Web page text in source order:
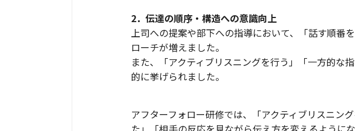
2．伝達の順序・構造への意識向上
上司への提案や部下への指導において、「話す順番
ローチが増えました。
また、「アクティブリスニングを行う」「一方的な
的に挙げられました。
アフターフォロー研修では、「アクティブリスニン